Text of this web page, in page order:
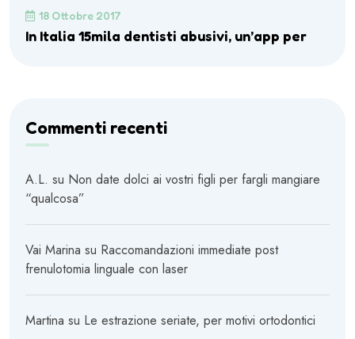
18 Ottobre 2017
In Italia 15mila dentisti abusivi, un’app per
Commenti recenti
A.L. su Non date dolci ai vostri figli per fargli mangiare
“qualcosa”
Vai Marina su Raccomandazioni immediate post
frenulotomia linguale con laser
Martina su Le estrazione seriate, per motivi ortodontici